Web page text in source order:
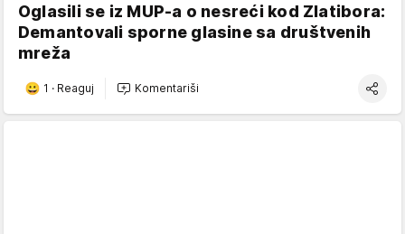
Oglasili se iz MUP-a o nesreći kod Zlatibora:
Demantovali sporne glasine sa društvenih
mreža
1 · Reaguj Komentariši